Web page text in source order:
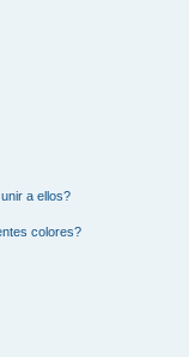
a ellos?
colores?